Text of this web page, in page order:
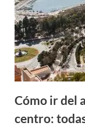
Cómo ir del
centro: